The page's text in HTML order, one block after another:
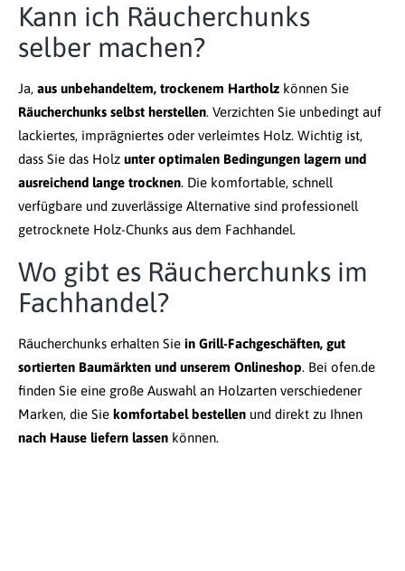
Kann ich Räucherchunks
selber machen?
Ja, aus unbehandeltem, trockenem Hartholz können Sie
Räucherchunks selbst herstellen. Verzichten Sie unbedingt auf
lackiertes, imprägniertes oder verleimtes Holz. Wichtig ist,
dass Sie das Holz unter optimalen Bedingungen lagern und
ausreichend lange trocknen. Die komfortable, schnell
verfügbare und zuverlässige Alternative sind professionell
getrocknete Holz-Chunks aus dem Fachhandel.
Wo gibt es Räucherchunks im
Fachhandel?
Räucherchunks erhalten Sie in Grill-Fachgeschäften, gut
sortierten Baumärkten und unserem Onlineshop. Bei ofen.de
finden Sie eine große Auswahl an Holzarten verschiedener
Marken, die Sie komfortabel bestellen und direkt zu Ihnen
nach Hause liefern lassen können.